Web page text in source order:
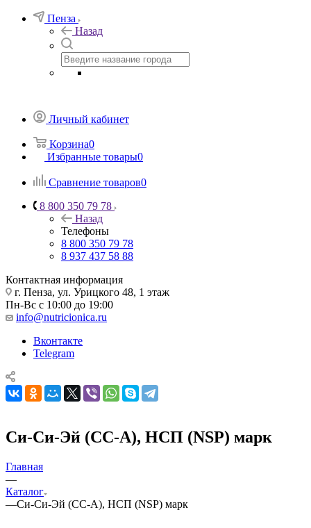
Пенза
Назад
Личный кабинет
Корзина0
Избранные товары0
Сравнение товаров0
8 800 350 79 78
Назад
Телефоны
8 800 350 79 78
8 937 437 58 88
Контактная информация
г. Пенза, ул. Урицкого 48, 1 этаж
Пн-Вс с 10:00 до 19:00
info@nutricionica.ru
Вконтакте
Telegram
Си-Си-Эй (CC-A), НСП (NSP) марк
Главная
—
Каталог
—Си-Си-Эй (CC-A), НСП (NSP) марк